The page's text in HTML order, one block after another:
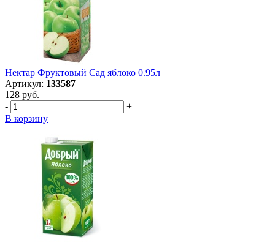
Нектар Фруктовый Сад яблоко 0.95л
Артикул: 133587
128 руб.
-
+
В корзину